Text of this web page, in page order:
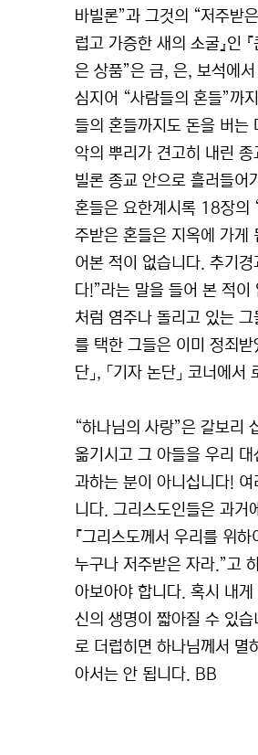
바빌론”과 그것의 “저주받
럽고 가증한 새의 소굴』인
은 상품”은 금, 은, 보석에
심지어 “사람들의 혼들”까
들의 혼들까지도 돈을 버는
악의 뿌리가 견고히 내린
빌론 종교 안으로 흘러들어
혼들은 요한계시록 18장의
주받은 혼들은 지옥에 가게
어본 적이 없습니다. 추기
다!”라는 말을 들어 본 적
처럼 염주나 돌리고 있는
를 택한 그들은 이미 정죄받
단」, 「기자 논단」 코너에
“하나님의 사랑”은 갈보리
옮기시고 그 아들을 우리
과하는 분이 아니십니다!
니다. 그리스도인들은 과거
『그리스도께서 우리를 위
누구나 저주받은 자라.”고
아보아야 합니다. 혹시 내
신의 생명이 짧아질 수 있
로 더럽히면 하나님께서 멸
아서는 안 됩니다. BB